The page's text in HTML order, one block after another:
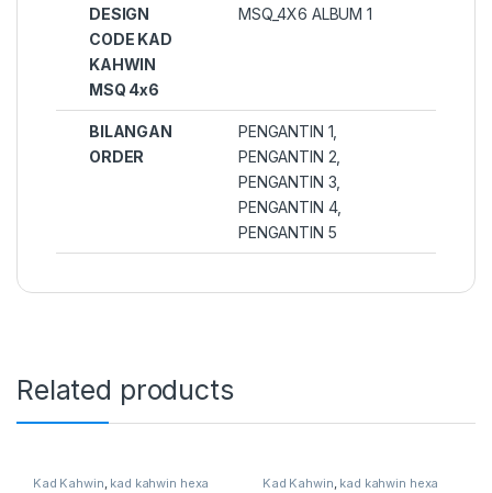
DESIGN
CODE KAD
KAHWIN
MSQ 4x6
MSQ_4X6 ALBUM 1
BILANGAN
ORDER
PENGANTIN 1,
PENGANTIN 2,
PENGANTIN 3,
PENGANTIN 4,
PENGANTIN 5
Related products
Kad Kahwin, kad kahwin hexa Kad Kahwin, kad kahwin hexa